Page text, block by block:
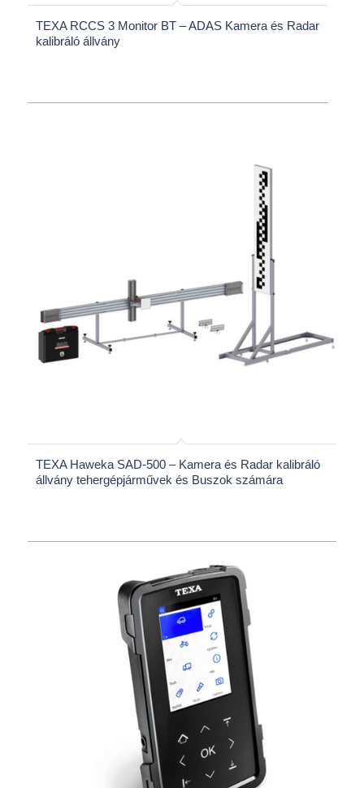
TEXA RCCS 3 Monitor BT – ADAS Kamera és Radar
kalibráló állvány
TEXA Haweka SAD-500 – Kamera és Radar kalibráló
állvány tehergépjárművek és Buszok számára